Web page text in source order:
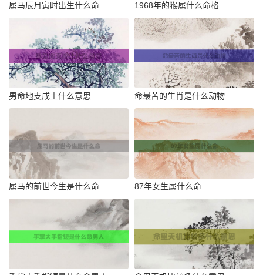
属马辰月寅时出生什么命 1968年的猴属什么命格
男命地支戌土什么意思 命最苦的生肖是什么动物
属马的前世今生是什么命 87年女生属什么命